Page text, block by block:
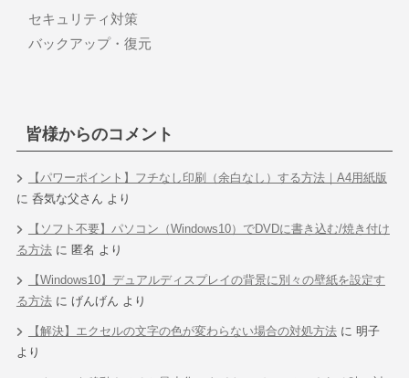
セキュリティ対策
バックアップ・復元
皆様からのコメント
【パワーポイント】フチなし印刷（余白なし）する方法｜A4用紙版
に 呑気な父さん より
【ソフト不要】パソコン（Windows10）でDVDに書き込む/焼き付け
る方法に 匿名 より
【Windows10】デュアルディスプレイの背景に別々の壁紙を設定す
る方法に げんげん より
【解決】エクセルの文字の色が変わらない場合の対処方法に 明子
より